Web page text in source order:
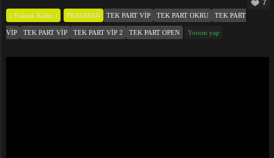
7
( Yüksek Kalite ) FRAGMAN TEK PART VIP TEK PART OKRU TEK PART
VIP TEK PART VIP TEK PART VIP 2 TEK PART OPEN Yorum yap